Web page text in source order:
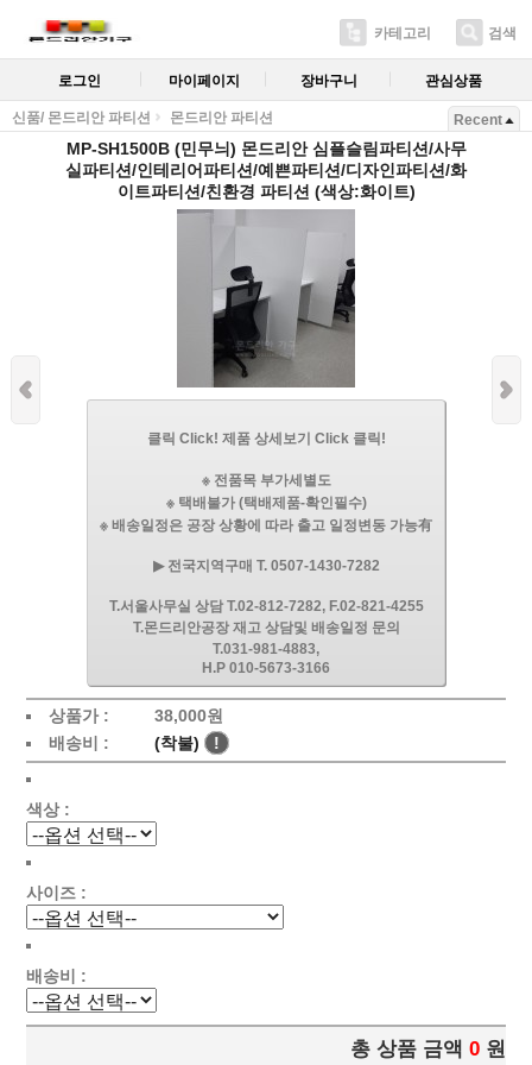
카테고리 검색
로그인 마이페이지 장바구니 관심상품
신품/ 몬드리안 파티션 몬드리안 파티션 Recent
MP-SH1500B (민무늬) 몬드리안 심플슬림파티션/사무
실파티션/인테리어파티션/예쁜파티션/디자인파티션/화
이트파티션/친환경 파티션 (색상:화이트)
클릭 Click! 제품 상세보기 Click 클릭!
※ 전품목 부가세별도
※ 택배불가 (택배제품-확인필수)
※ 배송일정은 공장 상황에 따라 출고 일정변동 가능有
▶ 전국지역구매 T. 0507-1430-7282
T.서울사무실 상담 T.02-812-7282, F.02-821-4255
T.몬드리안공장 재고 상담및 배송일정 문의
T.031-981-4883,
H.P 010-5673-3166
상품가 :
38,000원
배송비 :
(착불) !
색상 :
사이즈 :
배송비 :
총 상품 금액 0 원